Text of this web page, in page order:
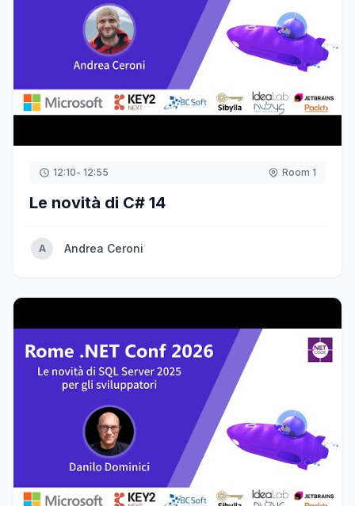
12:10- 12:55 Room 1
Le novità di C# 14
A Andrea Ceroni